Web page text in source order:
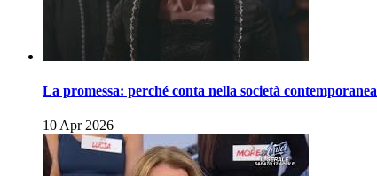
La promessa: perché conta nella società contemporanea
10 Apr 2026